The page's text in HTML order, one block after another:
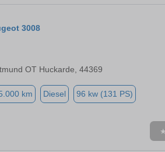
3008
OT Huckarde, 44369
km Diesel 96 kw (131 PS)
★